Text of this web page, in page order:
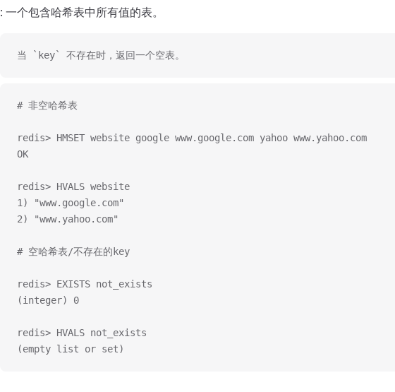
: 一个包含哈希表中所有值的表。
当 `key` 不存在时，返回一个空表。
# 非空哈希表
redis> HMSET website google www.google.com yahoo www.yahoo.com
OK
redis> HVALS website
1) "www.google.com"
2) "www.yahoo.com"
# 空哈希表/不存在的key
redis> EXISTS not_exists
(integer) 0
redis> HVALS not_exists
(empty list or set)